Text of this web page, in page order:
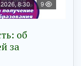
8:30 9
об
за